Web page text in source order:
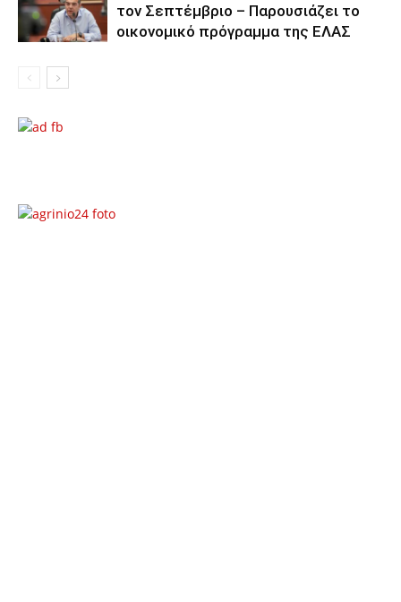
τον Σεπτέμβριο – Παρουσιάζει το
οικονομικό πρόγραμμα της ΕΛΑΣ